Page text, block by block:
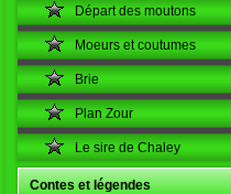
Départ des moutons
Moeurs et coutumes
Brie
Plan Zour
Le sire de Chaley
Contes et légendes